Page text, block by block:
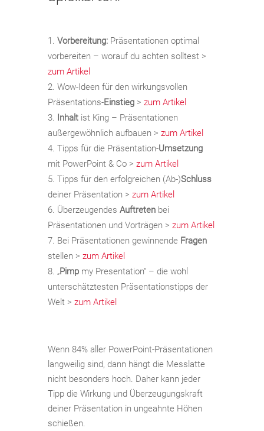
Vorbereitung:Präsentationen optimal
vorbereiten – worauf du achten solltest >
zum Artikel
Wow-Ideen für den wirkungsvollen
Präsentations-Einstieg > zum Artikel
Inhaltist King – Präsentationen
außergewöhnlich aufbauen > zum Artikel
Tipps für die Präsentation-Umsetzung
mit PowerPoint & Co > zum Artikel
Tipps für den erfolgreichen (Ab-)Schluss
deiner Präsentation > zum Artikel
Überzeugendes Auftretenbei
Präsentationen und Vorträgen > zum Artikel
Bei Präsentationen gewinnende Fragen
stellen > zum Artikel
„Pimpmy Presentation“ – die wohl
unterschätztesten Präsentationstipps der
Welt > zum Artikel
Wenn 84% aller PowerPoint-Präsentationen
langweilig sind, dann hängt die Messlatte
nicht besonders hoch. Daher kann jeder
Tipp die Wirkung und Überzeugungskraft
deiner Präsentation in ungeahnte Höhen
schießen.